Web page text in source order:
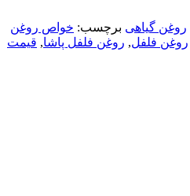
روغن گیاهی برچسب: خواص روغن
روغن فلفل, روغن فلفل پاشا, قیمت